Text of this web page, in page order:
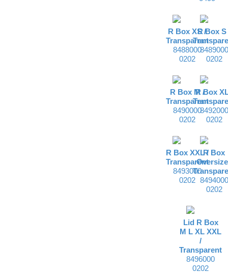
R Box XS /
Transparent
8488000
0202
R Box S
8489000
0202
R Box M /
Transparent
8490000
0202
R Box
8492000
0202
R Box XXL /
Transparent
8493000
0202
R Box
8494000
0202
Lid R Box
M L XL XXL
/
Transparent
8496000
0202